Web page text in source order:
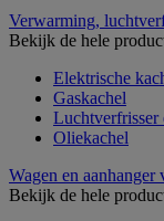
Verwarming,
Bekijk de hele
Elektrische
Gaskachel
Luchtverfrisser
Oliekachel
Wagen en
Bekijk de hele